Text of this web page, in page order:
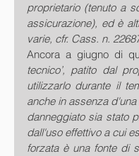
proprietario (tenuto a
assicurazione), ed è
varie, cfr. Cass. n.
Ancora a giugno di
tecnico’, patito dal
utilizzarlo durante il
anche in assenza
danneggiato sia stato
dall'uso effettivo a cui
forzata è una fonte di